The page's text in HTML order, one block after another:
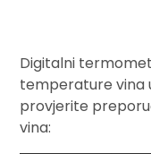
Digitalni
temperature vina
provjerite
vina: